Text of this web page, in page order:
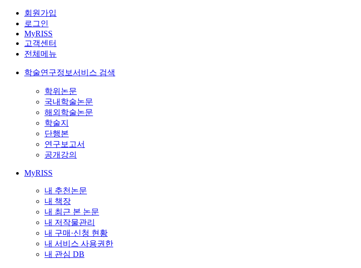
회원가입
로그인
MyRISS
고객센터
전체메뉴
학술연구정보서비스 검색
학위논문
국내학술논문
해외학술논문
학술지
단행본
연구보고서
공개강의
MyRISS
내 추천논문
내 책장
내 최근 본 논문
내 저작물관리
내 구매·신청 현황
내 서비스 사용권한
내 관심 DB